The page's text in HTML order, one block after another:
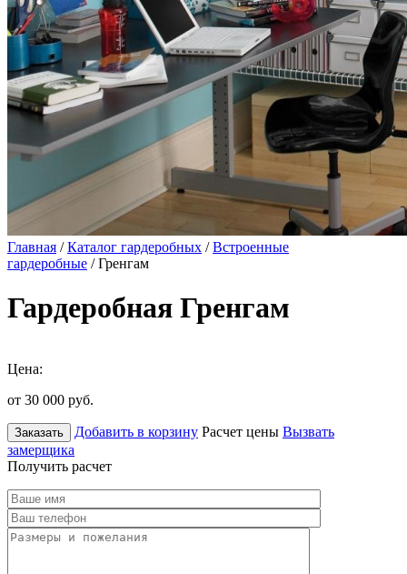
Главная /Каталог гардеробных /Встроенные
гардеробные / Гренгам
Гардеробная Гренгам
Цена:
от 30 000 руб.
Заказать Добавить в корзину Расчет цены Вызвать
замерщика
Получить расчет